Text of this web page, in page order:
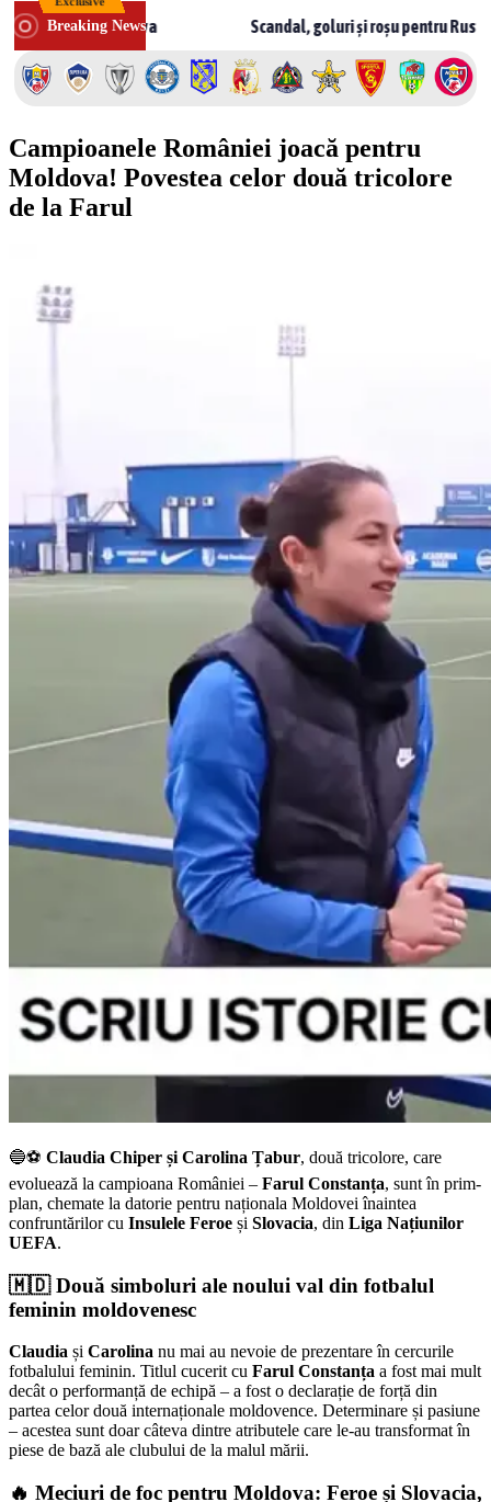
Skip
to
content
Breaking News Scandal, goluri și roșu pentru Rusnac! CSF Bălți
Campioanele României joacă pentru
Moldova! Povestea celor două tricolore
de la Farul
🔵⚽ Claudia Chiper și Carolina Țabur, două tricolore, care
evoluează la campioana României – Farul Constanța, sunt în prim-
plan, chemate la datorie pentru naționala Moldovei înaintea
confruntărilor cu Insulele Feroe și Slovacia, din Liga Națiunilor
UEFA.
🇲🇩 Două simboluri ale noului val din fotbalul
feminin moldovenesc
Claudia și Carolina nu mai au nevoie de prezentare în cercurile
fotbalului feminin. Titlul cucerit cu Farul Constanța a fost mai mult
decât o performanță de echipă – a fost o declarație de forță din
partea celor două internaționale moldovence. Determinare și pasiune
– acestea sunt doar câteva dintre atributele care le-au transformat în
piese de bază ale clubului de la malul mării.
🔥 Meciuri de foc pentru Moldova: Feroe și Slovacia,